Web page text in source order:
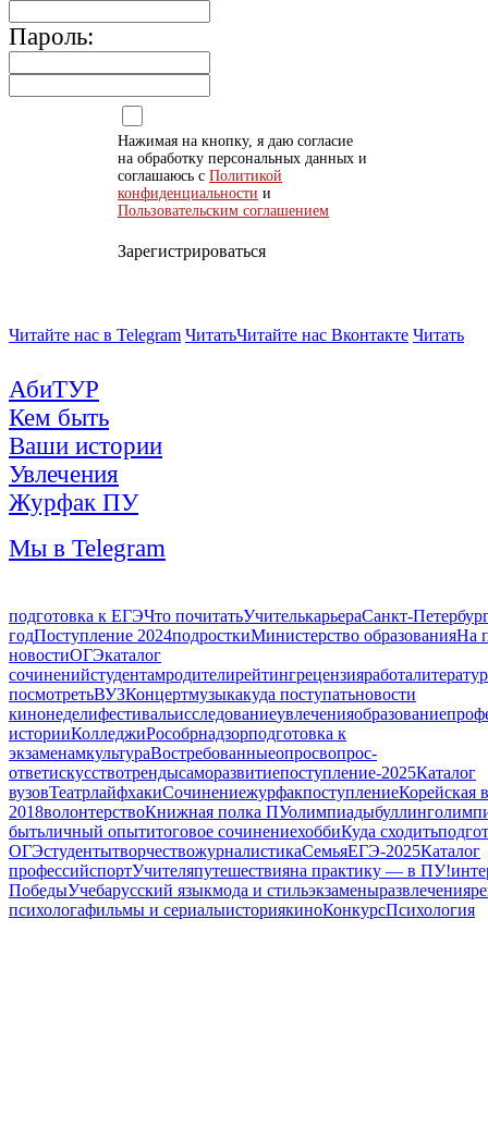
Пароль:
Нажимая на кнопку, я даю согласие
на обработку персональных данных и
соглашаюсь с Политикой
конфиденциальности и
Пользовательским соглашением
Зарегистрироваться
Читайте нас в Telegram ЧитатьЧитайте нас Вконтакте Читать
АбиТУР
Кем быть
Ваши истории
Увлечения
Журфак ПУ
Мы в Telegram
подготовка к ЕГЭЧто почитатьУчителькарьераСанкт-
годПоступление 2024подросткиМинистерство образованияНа
новостиОГЭкаталог
сочиненийстудентамродителирейтингрецензияработа
посмотретьВУЗКонцертмузыкакуда поступатьновости
кинонеделифестивальисследованиеувлеченияобразование
историиКолледжиРособрнадзорподготовка к
экзаменамкультураВостребованныеопросвопрос-
ответискусствотрендысаморазвитиепоступление-2025Каталог
вузовТеатрлайфхакиСочинениежурфакпоступлениеКорейская
2018волонтерствоКнижная полка ПУолимпиадыбуллинг
бытьличный опытитоговое сочинениехоббиКуда сходить
ОГЭстудентытворчествожурналистикаСемьяЕГЭ-2025Каталог
профессийспортУчителяпутешествияна практику — в ПУ!
ПобедыУчебарусский языкмода и стильэкзаменыразвлечения
психологафильмы и сериалыисториякиноКонкурсПсихология